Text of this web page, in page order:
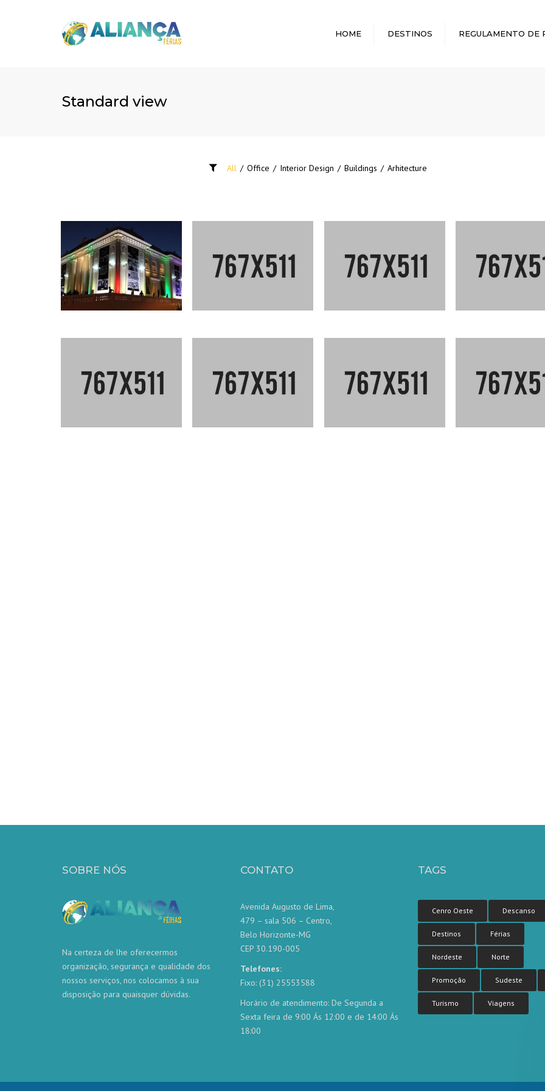
HOME DESTINOS REGULAMENTO DE
Standard view
All / Office / Interior Design / Buildings / Arhitecture
RIO BRANCO – ACRE INTERIOR CONCEPT CORPORATE CONCEPT CORPORATE
SEA SIDE RESIDENCE ECO FRIENDLY VILLA CLEAN LINES HOUSE INSIDE
SOBRE NÓS
Na certeza de lhe oferecermos
organização, segurança e qualidade dos
nossos serviços, nos colocamos à sua
disposição para quaisquer dúvidas.
CONTATO
Avenida Augusto de Lima,
479 – sala 506 – Centro,
Belo Horizonte-MG
CEP 30.190-005
Telefones:
Fixo: (31) 25553588
Horário de atendimento: De Segunda a
Sexta feira de 9:00 Ás 12:00 e de 14:00 Ás
18:00
TAGS
Cenro Oeste Descanso
Destinos Férias
Nordeste Norte
Promoção Sudeste
Turismo Viagens